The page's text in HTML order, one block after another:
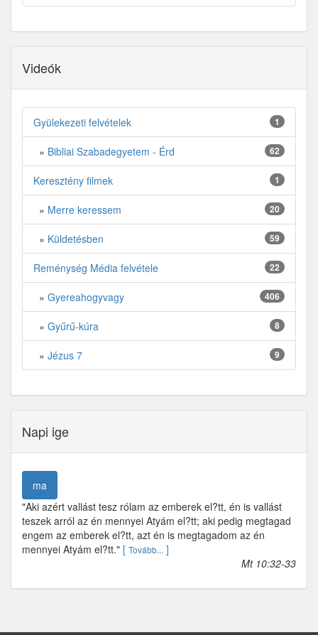
Videók
1
Gyülekezeti felvételek
62
» Bibliai Szabadegyetem - Érd
1
Keresztény filmek
20
» Merre keressem
59
» Küldetésben
22
Reménység Média felvétele
406
» Gyereahogyvagy
8
» Gyűrű-kúra
9
» Jézus 7
Napi ige
ma
"Aki azért vallást tesz rólam az emberek el?tt, én is vallást
teszek arról az én mennyei Atyám el?tt; aki pedig megtagad
engem az emberek el?tt, azt én is megtagadom az én
mennyei Atyám el?tt." [ Tovább... ]
Mt 10:32-33